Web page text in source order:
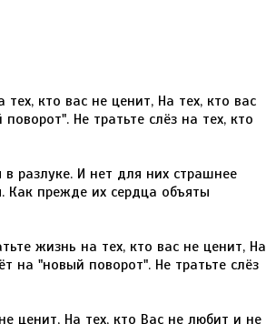
тех, кто вас не ценит, На тех, кто вас
Не тратьте слёз на тех, кто
разлуке. И нет для них страшнее
Как прежде их сердца объяты
жизнь на тех, кто вас не ценит, На
на "новый поворот". Не тратьте слёз
ценит, На тех, кто Вас не любит и не